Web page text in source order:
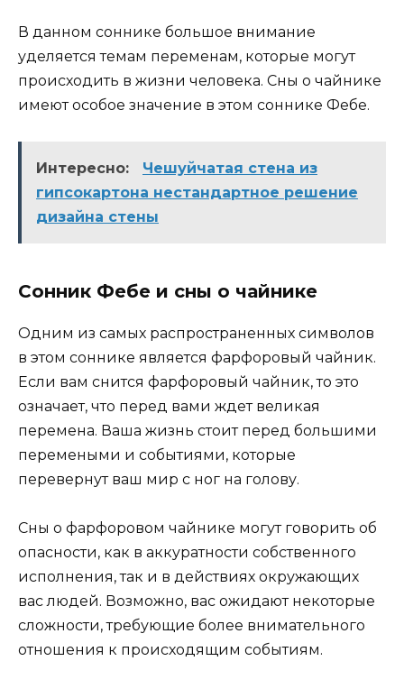
В данном соннике большое внимание
уделяется темам переменам, которые могут
происходить в жизни человека. Сны о чайнике
имеют особое значение в этом соннике Фебе.
Интересно:
Чешуйчатая стена из
гипсокартона нестандартное решение
дизайна стены
Сонник Фебе и сны о чайнике
Одним из самых распространенных символов
в этом соннике является фарфоровый чайник.
Если вам снится фарфоровый чайник, то это
означает, что перед вами ждет великая
переменa. Ваша жизнь стоит перед большими
перемеными и событиями, которые
перевернут ваш мир с ног на голову.
Сны о фарфоровом чайнике могут говорить об
опасности, как в аккуратности собственного
исполнения, так и в действиях окружающих
вас людей. Возможно, вас ожидают некоторые
сложности, требующие более внимательного
отношения к происходящим событиям.